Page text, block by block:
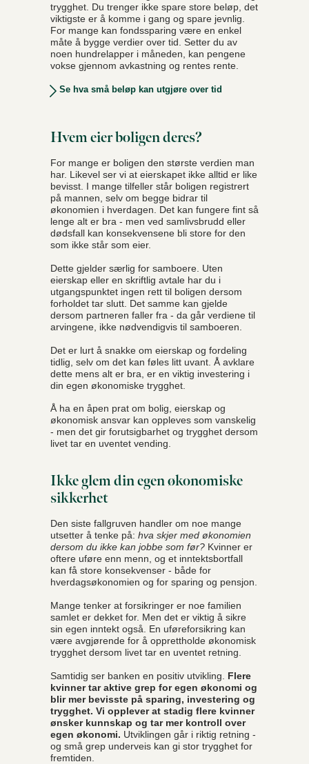
trygghet. Du trenger ikke spare store beløp, det
viktigste er å komme i gang og spare jevnlig.
For mange kan fondssparing være en enkel
måte å bygge verdier over tid. Setter du av
noen hundrelapper i måneden, kan pengene
vokse gjennom avkastning og rentes rente.
Se hva små beløp kan utgjøre over tid
Hvem eier boligen deres?
For mange er boligen den største verdien man
har. Likevel ser vi at eierskapet ikke alltid er like
bevisst. I mange tilfeller står boligen registrert
på mannen, selv om begge bidrar til
økonomien i hverdagen. Det kan fungere fint så
lenge alt er bra - men ved samlivsbrudd eller
dødsfall kan konsekvensene bli store for den
som ikke står som eier.
Dette gjelder særlig for samboere. Uten
eierskap eller en skriftlig avtale har du i
utgangspunktet ingen rett til boligen dersom
forholdet tar slutt. Det samme kan gjelde
dersom partneren faller fra - da går verdiene til
arvingene, ikke nødvendigvis til samboeren.
Det er lurt å snakke om eierskap og fordeling
tidlig, selv om det kan føles litt uvant. Å avklare
dette mens alt er bra, er en viktig investering i
din egen økonomiske trygghet.
Å ha en åpen prat om bolig, eierskap og
økonomisk ansvar kan oppleves som vanskelig
- men det gir forutsigbarhet og trygghet dersom
livet tar en uventet vending.
Ikke glem din egen økonomiske
sikkerhet
Den siste fallgruven handler om noe mange
utsetter å tenke på: hva skjer med økonomien
dersom du ikke kan jobbe som før? Kvinner er
oftere uføre enn menn, og et inntektsbortfall
kan få store konsekvenser - både for
hverdagsøkonomien og for sparing og pensjon.
Mange tenker at forsikringer er noe familien
samlet er dekket for. Men det er viktig å sikre
sin egen inntekt også. En uføreforsikring kan
være avgjørende for å opprettholde økonomisk
trygghet dersom livet tar en uventet retning.
Samtidig ser banken en positiv utvikling. Flere
kvinner tar aktive grep for egen økonomi og
blir mer bevisste på sparing, investering og
trygghet. Vi opplever at stadig flere kvinner
ønsker kunnskap og tar mer kontroll over
egen økonomi. Utviklingen går i riktig retning -
og små grep underveis kan gi stor trygghet for
fremtiden.